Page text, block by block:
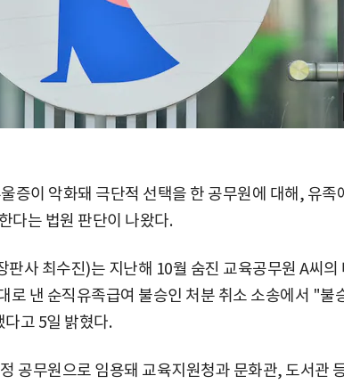
증이 악화돼 극단적 선택을 한 공무원에 대해, 유족
다는 법원 판단이 나왔다.
사 최수진)는 지난해 10월 숨진 교육공무원 A씨의
로 낸 순직유족급여 불승인 처분 취소 소송에서 "불
고 5일 밝혔다.
공무원으로 임용돼 교육지원청과 문화관, 도서관